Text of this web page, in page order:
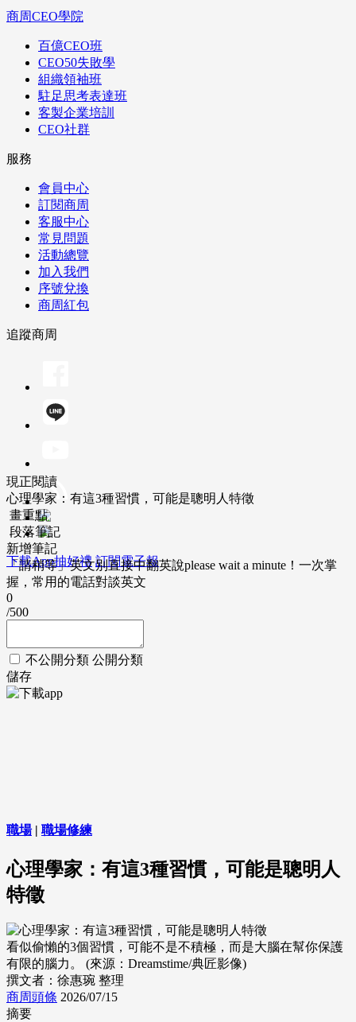
商周CEO學院
百億CEO班
CEO50失敗學
組織領袖班
駐足思考表達班
客製企業培訓
CEO社群
服務
會員中心
訂閱商周
客服中心
常見問題
活動總覽
加入我們
序號兌換
商周紅包
追蹤商周
下載App抽好禮 訂閱電子報
現正閱讀
心理學家：有這3種習慣，可能是聰明人特徵
畫重點
段落筆記
新增筆記
「請稍等」英文別直接中翻英說please wait a minute！一次掌
握，常用的電話對談英文
0
/500
不公開分類 公開分類
儲存
職場| 職場修練
心理學家：有這3種習慣，可能是聰明人
特徵
看似偷懶的3個習慣，可能不是不積極，而是大腦在幫你保護
有限的腦力。 (來源：Dreamstime/典匠影像)
撰文者：徐惠琬 整理
商周頭條 2026/07/15
摘要